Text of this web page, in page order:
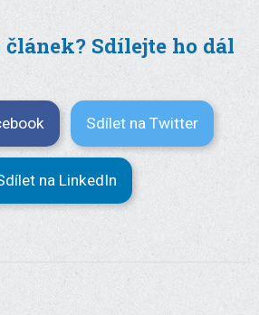
Sdílejte ho dál
Sdílet na Twitter
na LinkedIn